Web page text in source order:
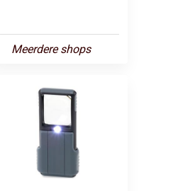
Meerdere shops